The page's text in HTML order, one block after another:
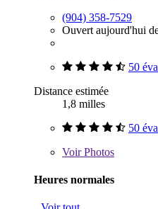
(904) 358-7529
Ouvert aujourd'hui
50
Distance estimée
1,8 milles
50
VoirPhotos
Heures normales